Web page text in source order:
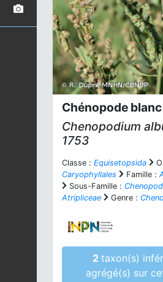
Chénopode blanc
Chenopodium
1753
Classe : Equisetopsida
Caryophyllales
Famille :
Sous-Famille :
Atripliceae
Genre :
2taxon(s)